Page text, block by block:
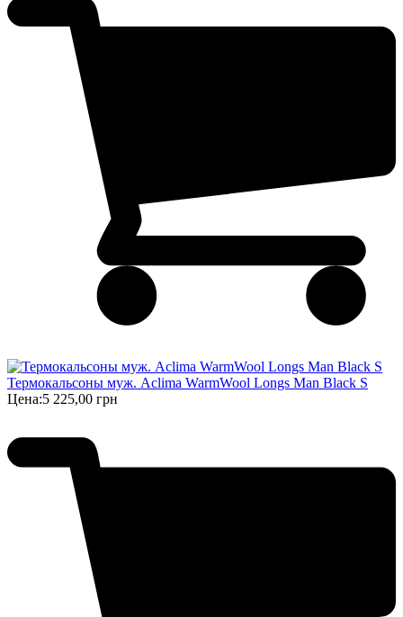
Термокальсоны муж. Aclima WarmWool Longs Man Black S
Цена:5 225,00 грн